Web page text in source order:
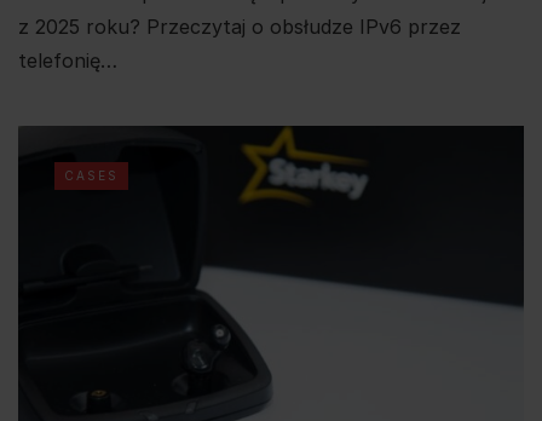
z 2025 roku? Przeczytaj o obsłudze IPv6 przez
telefonię…
CASES